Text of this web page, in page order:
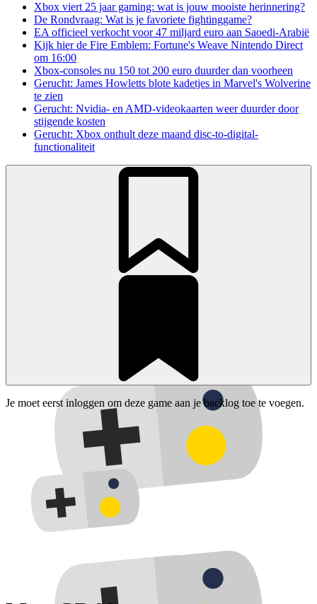
Xbox viert 25 jaar gaming: wat is jouw mooiste herinnering?
De Rondvraag: Wat is je favoriete fightinggame?
EA officieel verkocht voor 47 miljard euro aan Saoedi-Arabië
Kijk hier de Fire Emblem: Fortune's Weave Nintendo Direct
om 16:00
Xbox-consoles nu 150 tot 200 euro duurder dan voorheen
Gerucht: James Howletts blote kadetjes in Marvel's Wolverine
te zien
Gerucht: Nvidia- en AMD-videokaarten weer duurder door
stijgende kosten
Gerucht: Xbox onthult deze maand disc-to-digital-
functionaliteit
Je moet eerst inloggen om deze game aan je backlog toe te voegen.